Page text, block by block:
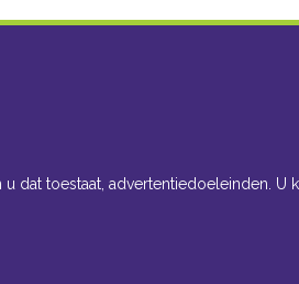
dat toestaat, advertentiedoeleinden. U